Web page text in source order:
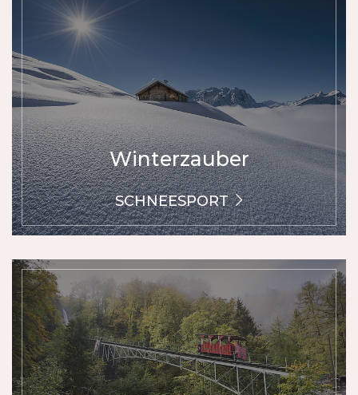
Winterzauber
SCHNEESPORT